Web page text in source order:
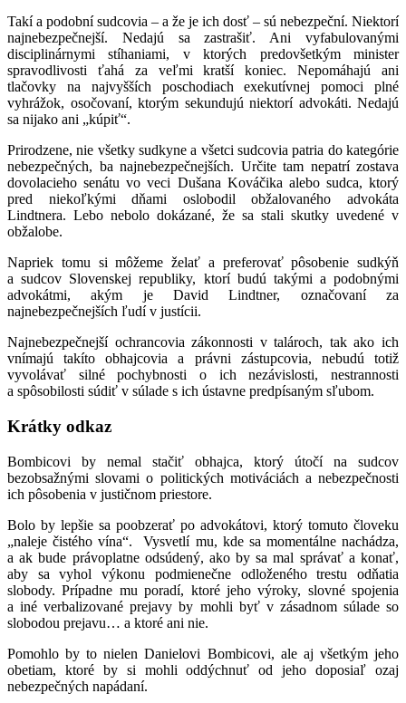
Takí a podobní sudcovia – a že je ich dosť – sú nebezpeční. Niektorí
najnebezpečnejší. Nedajú sa zastrašiť. Ani vyfabulovanými
disciplinárnymi stíhaniami, v ktorých predovšetkým minister
spravodlivosti ťahá za veľmi kratší koniec. Nepomáhajú ani
tlačovky na najvyšších poschodiach exekutívnej pomoci plné
vyhrážok, osočovaní, ktorým sekundujú niektorí advokáti. Nedajú
sa nijako ani „kúpiť“.
Prirodzene, nie všetky sudkyne a všetci sudcovia patria do kategórie
nebezpečných, ba najnebezpečnejších. Určite tam nepatrí zostava
dovolacieho senátu vo veci Dušana Kováčika alebo sudca, ktorý
pred niekoľkými dňami oslobodil obžalovaného advokáta
Lindtnera. Lebo nebolo dokázané, že sa stali skutky uvedené v
obžalobe.
Napriek tomu si môžeme želať a preferovať pôsobenie sudkýň
a sudcov Slovenskej republiky, ktorí budú takými a podobnými
advokátmi, akým je David Lindtner, označovaní za
najnebezpečnejších ľudí v justícii.
Najnebezpečnejší ochrancovia zákonnosti v talároch, tak ako ich
vnímajú takíto obhajcovia a právni zástupcovia, nebudú totiž
vyvolávať silné pochybnosti o ich nezávislosti, nestrannosti
a spôsobilosti súdiť v súlade s ich ústavne predpísaným sľubom.
Krátky odkaz
Bombicovi by nemal stačiť obhajca, ktorý útočí na sudcov
bezobsažnými slovami o politických motiváciách a nebezpečnosti
ich pôsobenia v justičnom priestore.
Bolo by lepšie sa poobzerať po advokátovi, ktorý tomuto človeku
„naleje čistého vína“. Vysvetlí mu, kde sa momentálne nachádza,
a ak bude právoplatne odsúdený, ako by sa mal správať a konať,
aby sa vyhol výkonu podmienečne odloženého trestu odňatia
slobody. Prípadne mu poradí, ktoré jeho výroky, slovné spojenia
a iné verbalizované prejavy by mohli byť v zásadnom súlade so
slobodou prejavu… a ktoré ani nie.
Pomohlo by to nielen Danielovi Bombicovi, ale aj všetkým jeho
obetiam, ktoré by si mohli oddýchnuť od jeho doposiaľ ozaj
nebezpečných napádaní.